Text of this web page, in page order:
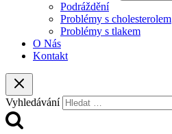
Podráždění
Problémy s cholesterolem
Problémy s tlakem
O Nás
Kontakt
Vyhledávání